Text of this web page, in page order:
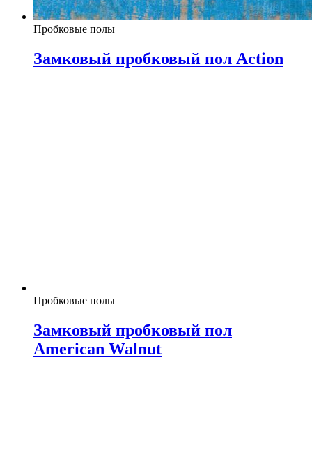
Пробковые полы
Замковый пробковый пол Action
Пробковые полы
Замковый пробковый пол
American Walnut